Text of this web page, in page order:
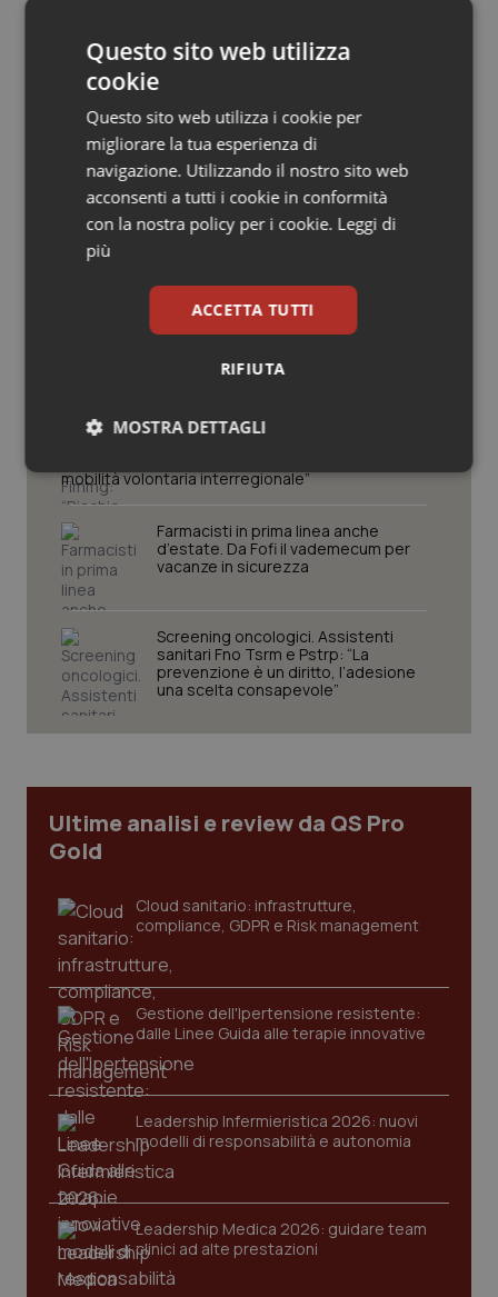
Sangue & coagulazione
Tiroide
Tumore al seno
Tumore ovarico
Tumori del Polmone & Testa Collo
Tumori gastrointestinali
Ulcera & Reflusso
Vaccini
Potrebbe interessarti in
Lavoro e Professioni
Tracciabilità dei farmaci. Dal Ministero
le istruzioni per il Data Matrix. Entro l’8
febbraio 2027 l’adeguamento dei
Fimmg: “Rischio altissimo di perdere
mobilità volontaria interregionale”
Farmacisti in prima linea anche
d’estate. Da Fofi il vademecum per
vacanze in sicurezza
Screening oncologici. Assistenti
sanitari Fno Tsrm e Pstrp: “La
prevenzione è un diritto, l’adesione
una scelta consapevole”
Ultime analisi e review da QS Pro
Gold
Cloud sanitario: infrastrutture,
compliance, GDPR e Risk management
Gestione dell'Ipertensione resistente:
dalle Linee Guida alle terapie innovative
Leadership Infermieristica 2026: nuovi
modelli di responsabilità e autonomia
Leadership Medica 2026: guidare team
clinici ad alte prestazioni
Questo sito web utilizza
cookie
Questo sito web utilizza i cookie per
migliorare la tua esperienza di
navigazione. Utilizzando il nostro sito web
acconsenti a tutti i cookie in conformità
con la nostra policy per i cookie. Leggi di
più
ACCETTA TUTTI
RIFIUTA
MOSTRA DETTAGLI
Necessari Statistici Marketing
Necessari Statistici Marketing
I cookie necessari contribuiscono a rendere fruibile il
sito web abilitandone funzionalità di base quali la
navigazione sulle pagine e l'accesso alle aree
.youtube.com
CookieScriptConsent